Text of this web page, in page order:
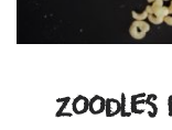
Zoodles